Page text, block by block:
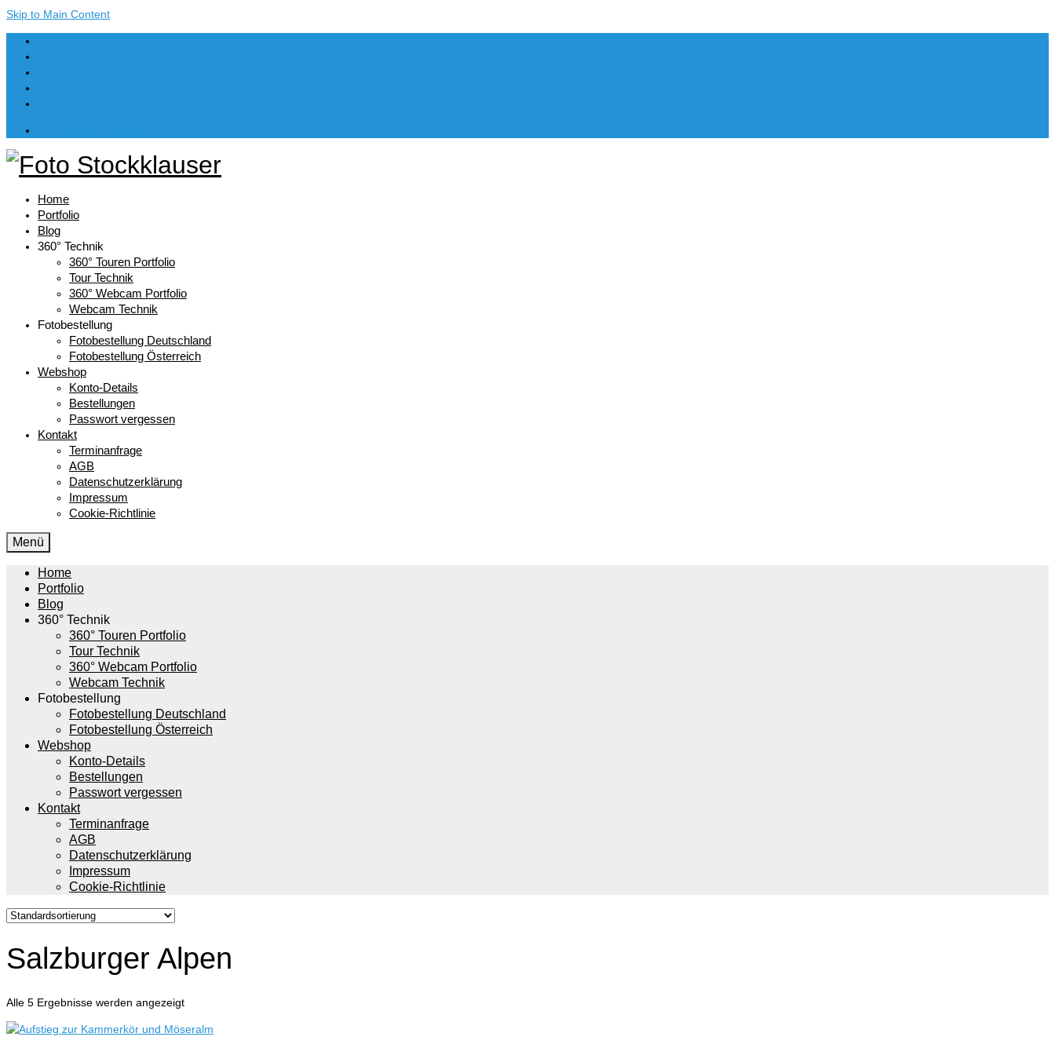
Skip to Main Content
Home
Portfolio
Blog
360° Technik
360° Touren Portfolio
Tour Technik
360° Webcam Portfolio
Webcam Technik
Fotobestellung
Fotobestellung Deutschland
Fotobestellung Österreich
Webshop
Konto-Details
Bestellungen
Passwort vergessen
Kontakt
Terminanfrage
AGB
Datenschutzerklärung
Impressum
Cookie-Richtlinie
Menü
Home
Portfolio
Blog
360° Technik
360° Touren Portfolio
Tour Technik
360° Webcam Portfolio
Webcam Technik
Fotobestellung
Fotobestellung Deutschland
Fotobestellung Österreich
Webshop
Konto-Details
Bestellungen
Passwort vergessen
Kontakt
Terminanfrage
AGB
Datenschutzerklärung
Impressum
Cookie-Richtlinie
Salzburger Alpen
Alle 5 Ergebnisse werden angezeigt